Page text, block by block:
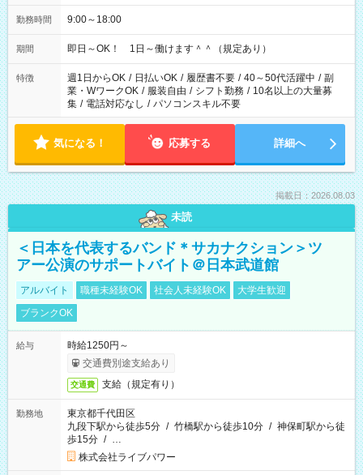
勤務時間 9:00～18:00
期間 即日～OK！ 1日～働けます＾＾（規定あり）
特徴 週1日からOK / 日払いOK / 履歴書不要 / 40～50代活躍中 / 副
業・WワークOK / 服装自由 / シフト勤務 / 10名以上の大量募
集 / 電話対応なし / パソコンスキル不要
気になる！ 応募する 詳細へ
掲載日：2026.08.03
未読
＜日本を代表するバンド＊サカナクション＞ツ
アー公演のサポートバイト＠日本武道館
アルバイト 職種未経験OK 社会人未経験OK
大学生歓迎
ブランクOK
給与
時給1250円～
交通費別途支給あり
交通費 支給（規定有り）
勤務地
東京都千代田区
九段下駅から徒歩5分 / 竹橋駅から徒歩10分 / 神保町駅から徒
歩15分 / …
株式会社ライブパワー